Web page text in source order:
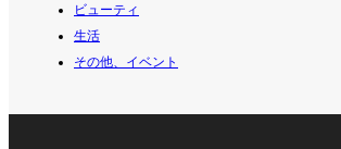
ビューティ
生活
その他、イベント